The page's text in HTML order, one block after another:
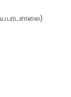
பாடசாலை)